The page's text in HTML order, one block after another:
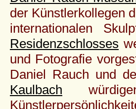
der Künstlerkollegen
internationalen
Residenzschlosses
und Fotografie
Daniel Rauch und
Kaulbach